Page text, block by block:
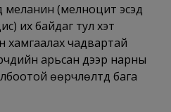
меланин (мелноцит эсэд
их байдаг тул хэт
хамгаалах чадвартай
арьсан дээр нарны
өөрчлөлтүүд бага